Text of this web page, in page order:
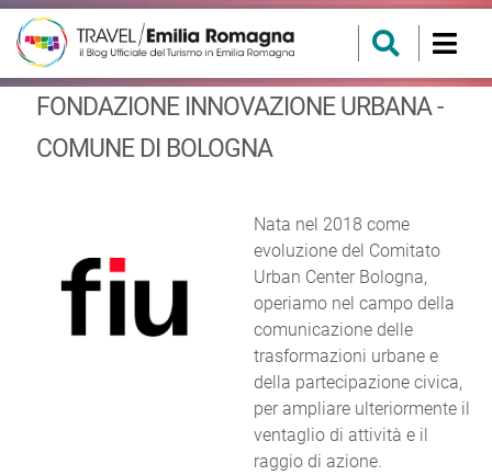
FONDAZIONE INNOVAZIONE URBANA -
COMUNE DI BOLOGNA
Nata nel 2018 come
evoluzione del Comitato
Urban Center Bologna,
operiamo nel campo della
comunicazione delle
trasformazioni urbane e
della partecipazione civica,
per ampliare ulteriormente il
ventaglio di attività e il
raggio di azione.